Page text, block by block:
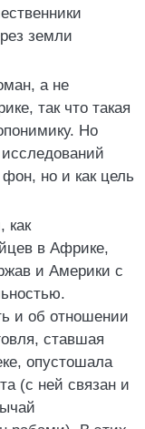
земли
а не
так что такая
Но
фон, но и как цель
как
в Африке,
и Америки с
и об отношении
ставшая
опустошала
(с ней связан и